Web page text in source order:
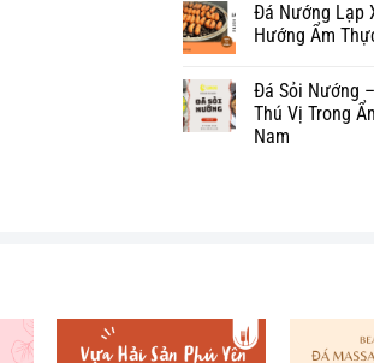
Đá Nướng Lạp
Hướng Ẩm
Đá Sỏi Nướng
Thú Vị Trong
Nam